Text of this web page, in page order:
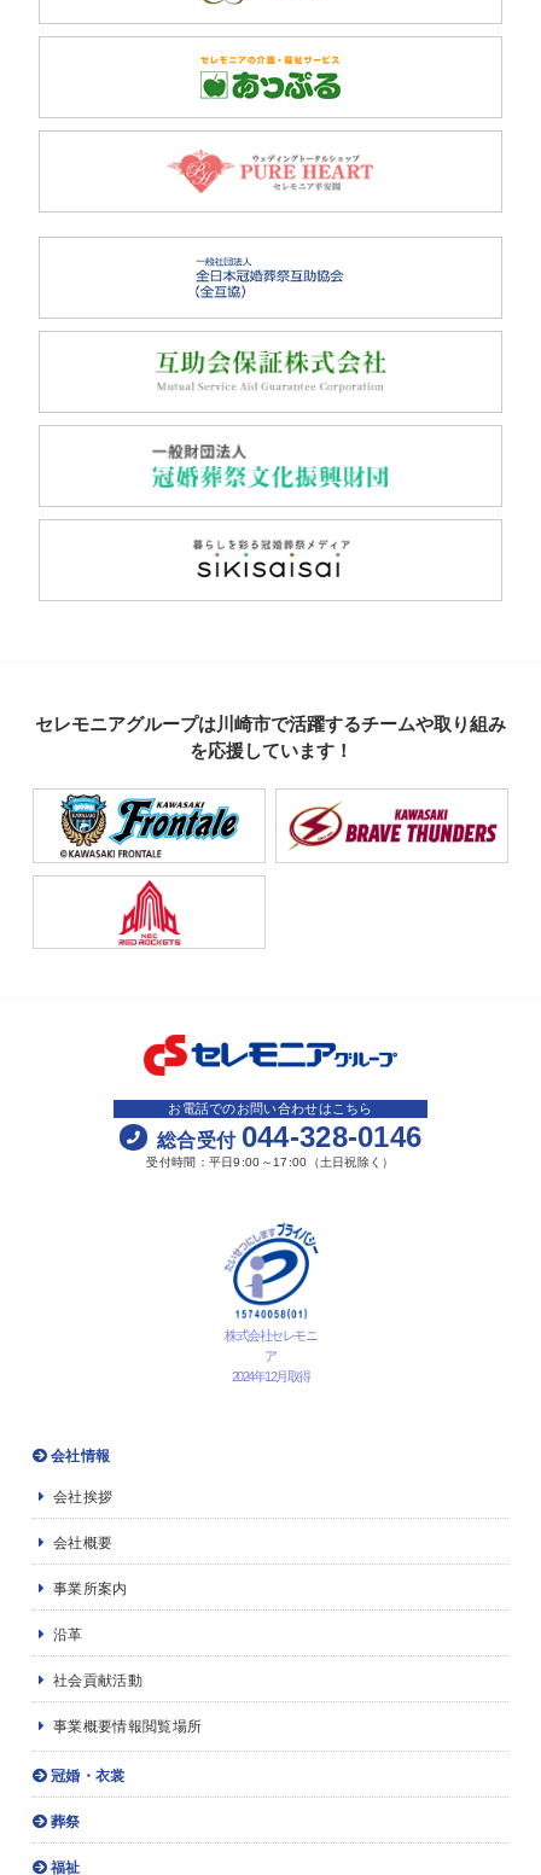
セレモニアグループは川崎市で活躍するチームや取り組み
を応援しています！
お電話でのお問い合わせはこちら
総合受付 044-328-0146
受付時間：平日9:00～17:00（土日祝除く）
株式会社セレモニ
ア
2024年12月取得
会社情報
会社挨拶
会社概要
事業所案内
沿革
社会貢献活動
事業概要情報閲覧場所
冠婚・衣裳
葬祭
福祉